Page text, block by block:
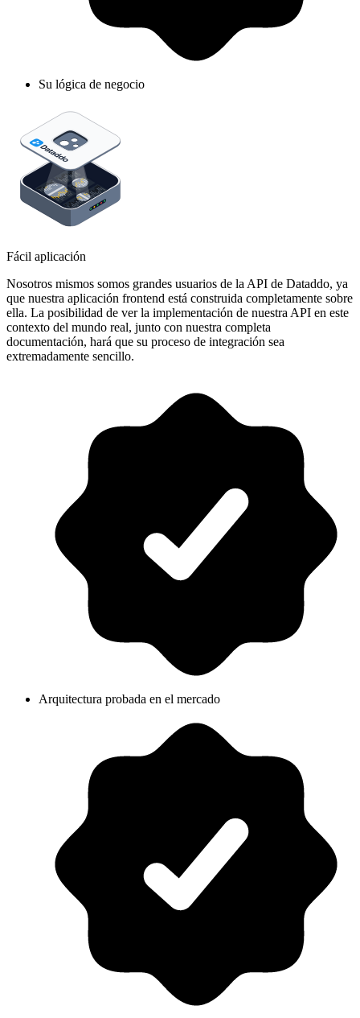
Su lógica de negocio
Fácil aplicación
Nosotros mismos somos grandes usuarios de la API de Dataddo, ya
que nuestra aplicación frontend está construida completamente sobre
ella. La posibilidad de ver la implementación de nuestra API en este
contexto del mundo real, junto con nuestra completa
documentación, hará que su proceso de integración sea
extremadamente sencillo.
Arquitectura probada en el mercado